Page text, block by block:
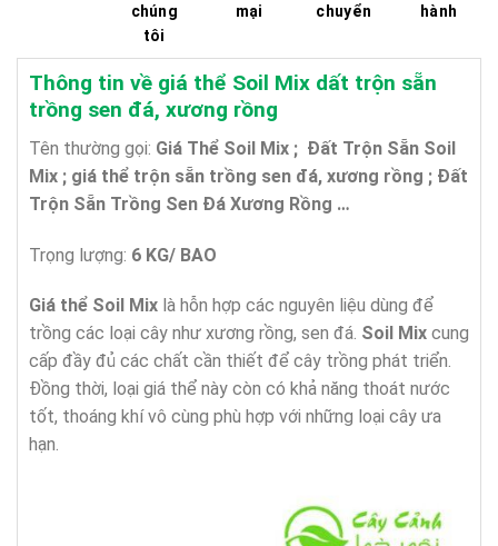
chúng
tôi
mại
chuyển
hành
Thông tin về giá thể Soil Mix dất trộn sẵn
trồng sen đá, xương rồng
Tên thường gọi: Giá Thể Soil Mix ; Đất Trộn Sẵn Soil
Mix ; giá thể trộn sẵn trồng sen đá, xương rồng ; Đất
Trộn Sẵn Trồng Sen Đá Xương Rồng …
Trọng lượng: 6 KG/ BAO
Giá thể Soil Mix là hỗn hợp các nguyên liệu dùng để
trồng các loại cây như xương rồng, sen đá. Soil Mix cung
cấp đầy đủ các chất cần thiết để cây trồng phát triển.
Đồng thời, loại giá thể này còn có khả năng thoát nước
tốt, thoáng khí vô cùng phù hợp với những loại cây ưa
hạn.